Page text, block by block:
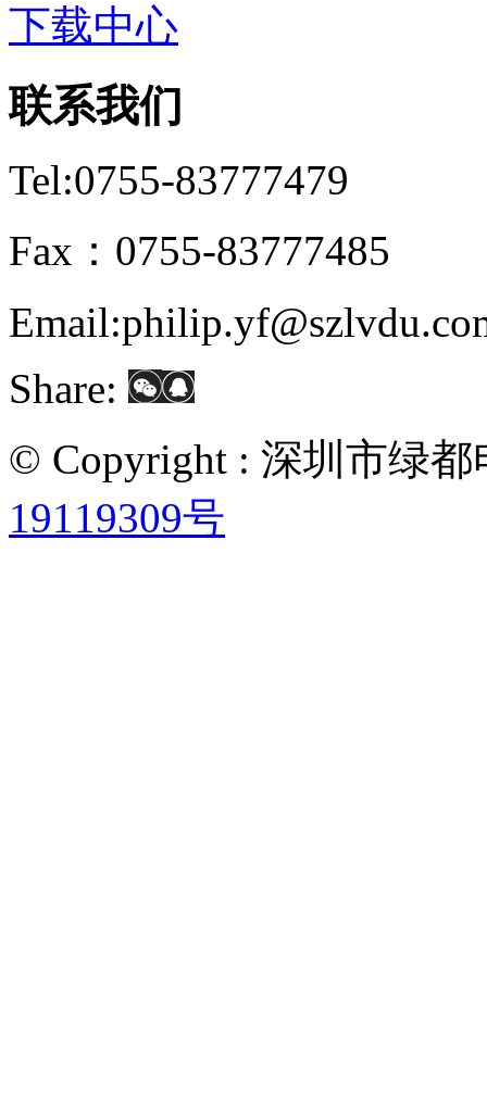
下载中心
联系我们
Tel:0755-83777479
Fax：0755-83777485
Share:
© Copyright : 深圳市绿
19119309号